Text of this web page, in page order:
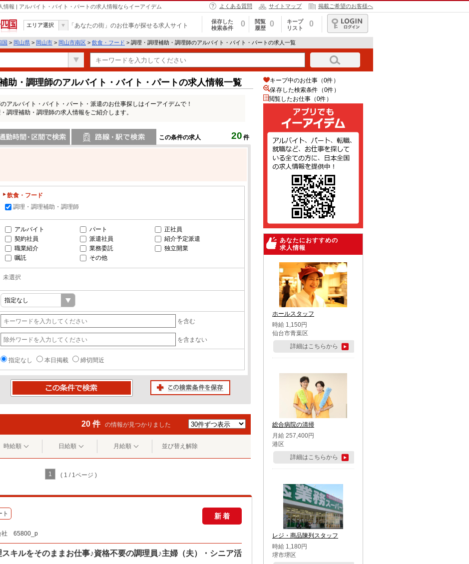
情報 | アルバイト・バイト・パートの求人情報ならイーアイデム よくある質問 サイトマップ 掲載ご希望のお客様へ
国
エリア選択 「あなたの街」のお仕事が探せる求人サイト
保存した
検索条件
0
閲覧
履歴
0
キープ
リスト
0
ログイン
国 > 岡山県 > 岡山市 > 岡山市南区 > 飲食・フード > 調理・調理補助・調理師のアルバイト・バイト・パートの求人一覧
助・調理師のアルバイト・バイト・パートの求人情報一覧
アルバイト・バイト・パート・派遣のお仕事探しはイーアイデムで！
調理補助・調理師の求人情報をご紹介します。
この条件の求人 20 件
飲食・フード
調理・調理補助・調理師
アルバイト パート
正社員
契約社員
派遣社員
紹介予定派遣
職業紹介
業務委託
独立開業
嘱託
その他
未選択
を含む
を含まない
指定なし 本日掲載 締切間近
20 件 の情報が見つかりました
時給順 日給順 月給順 並び替え解除
1 ( 1 / 1ページ )
ト 新着
社 65800_p
スキルをそのままお仕事♪資格不要の調理員♪主婦（夫）・シニア活
キープ中のお仕事（0件）
保存した検索条件（0件）
閲覧したお仕事（0件）
あなたにおすすめの
求人情報
ホールスタッフ
時給 1,150円
仙台市青葉区
詳細はこちらから
総合病院の清掃
月給 257,400円
港区
詳細はこちらから
レジ・商品陳列スタッフ
時給 1,180円
堺市堺区